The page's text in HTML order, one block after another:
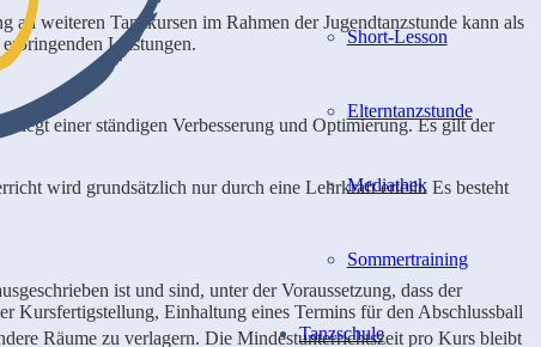
Short-Lesson
Elterntanzstunde
Mediathek
Sommertraining
Tanzschule
weiteren Tanzkursen im Rahmen der Jugendtanzstunde kann als
Leistungen.
einer ständigen Verbesserung und Optimierung. Es gilt der
wird grundsätzlich nur durch eine Lehrkraft erteilt. Es besteht
ist und sind, unter der Voraussetzung, dass der
Kursfertigstellung, Einhaltung eines Termins für den Abschlussball
Räume zu verlagern. Die Mindestunterrichtszeit pro Kurs bleibt